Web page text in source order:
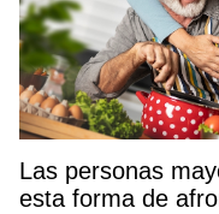
Las personas
esta forma de